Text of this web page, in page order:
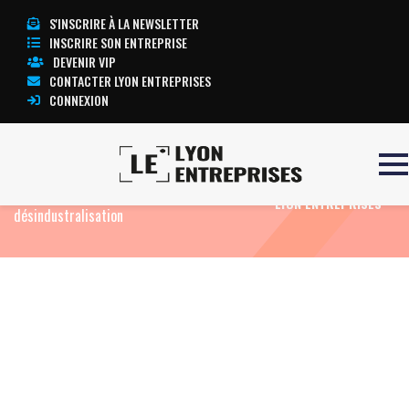
S'INSCRIRE À LA NEWSLETTER
INSCRIRE SON ENTREPRISE
DEVENIR VIP
CONTACTER LYON ENTREPRISES
CONNEXION
Lejaby, nouveau
désindustralisation
TOUTE L’ACTUALITÉ
LYON ENTREPRISES